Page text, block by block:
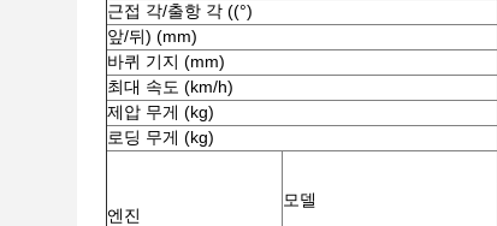
근접 각/출항 각 ((°)
앞/뒤) (mm)
바퀴 기지 (mm)
최대 속도 (km/h)
제압 무게 (kg)
로딩 무게 (kg)
엔진
모델